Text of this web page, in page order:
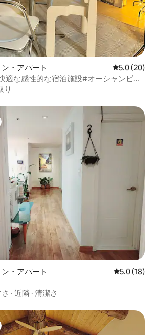
・アパート レビュー20
5.0 (20)
適な感性的な宿泊施設#オーシャンビュ
거북섬#オイド島#大部
り
・アパート レビュー18
5.0 (18)
· 近隣 · 清潔さ